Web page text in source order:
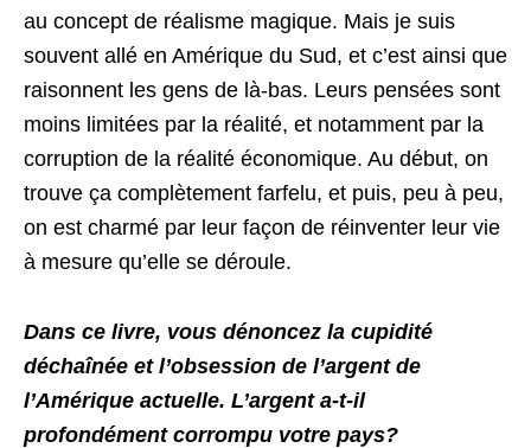
au concept de réalisme magique. Mais je suis
souvent allé en Amérique du Sud, et c’est ainsi que
raisonnent les gens de là-bas. Leurs pensées sont
moins limitées par la réalité, et notamment par la
corruption de la réalité économique. Au début, on
trouve ça complètement farfelu, et puis, peu à peu,
on est charmé par leur façon de réinventer leur vie
à mesure qu’elle se déroule.
Dans ce livre, vous dénoncez la cupidité
déchaînée et l’obsession de l’argent de
l’Amérique actuelle. L’argent a-t-il
profondément corrompu votre pays?